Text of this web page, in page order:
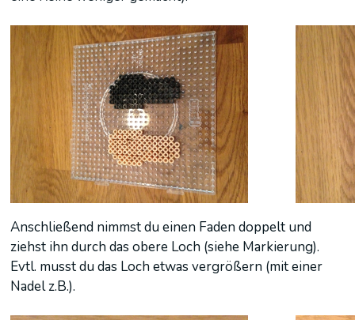
Anschließend nimmst du einen Faden doppelt und
ziehst ihn durch das obere Loch (siehe Markierung).
Evtl. musst du das Loch etwas vergrößern (mit einer
Nadel z.B.).